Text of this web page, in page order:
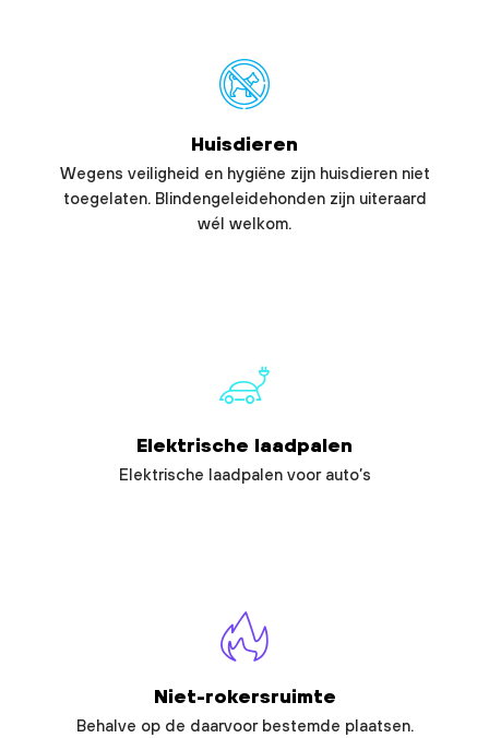
Huisdieren
Wegens veiligheid en hygiëne zijn huisdieren niet
toegelaten. Blindengeleidehonden zijn uiteraard
wél welkom.
Elektrische laadpalen
Elektrische laadpalen voor auto’s
Niet-rokersruimte
Behalve op de daarvoor bestemde plaatsen.